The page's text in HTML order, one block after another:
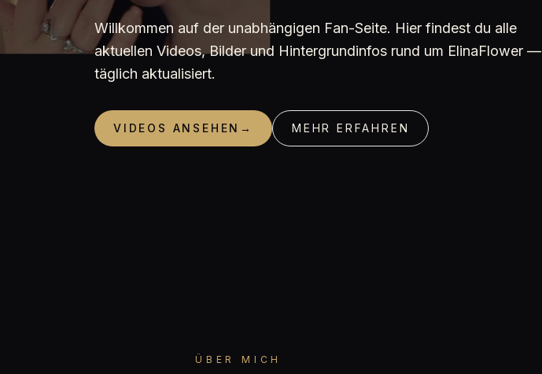
Willkommen auf der unabhängigen Fan-Seite. Hier findest du alle
aktuellen Videos, Bilder und Hintergrundinfos rund um ElinaFlower —
täglich aktualisiert.
VIDEOS ANSEHEN → MEHR ERFAHREN
ÜBER MICH